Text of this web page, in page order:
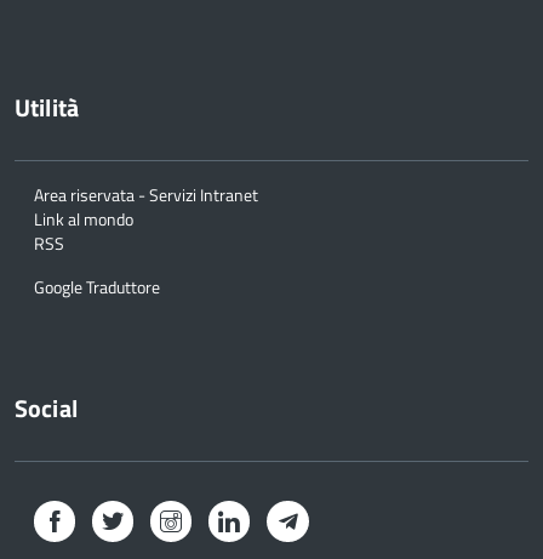
Utilità
Area riservata - Servizi Intranet
Link al mondo
RSS
Google Traduttore
Social
Facebook Twitter InstagramLinkedInTelegram